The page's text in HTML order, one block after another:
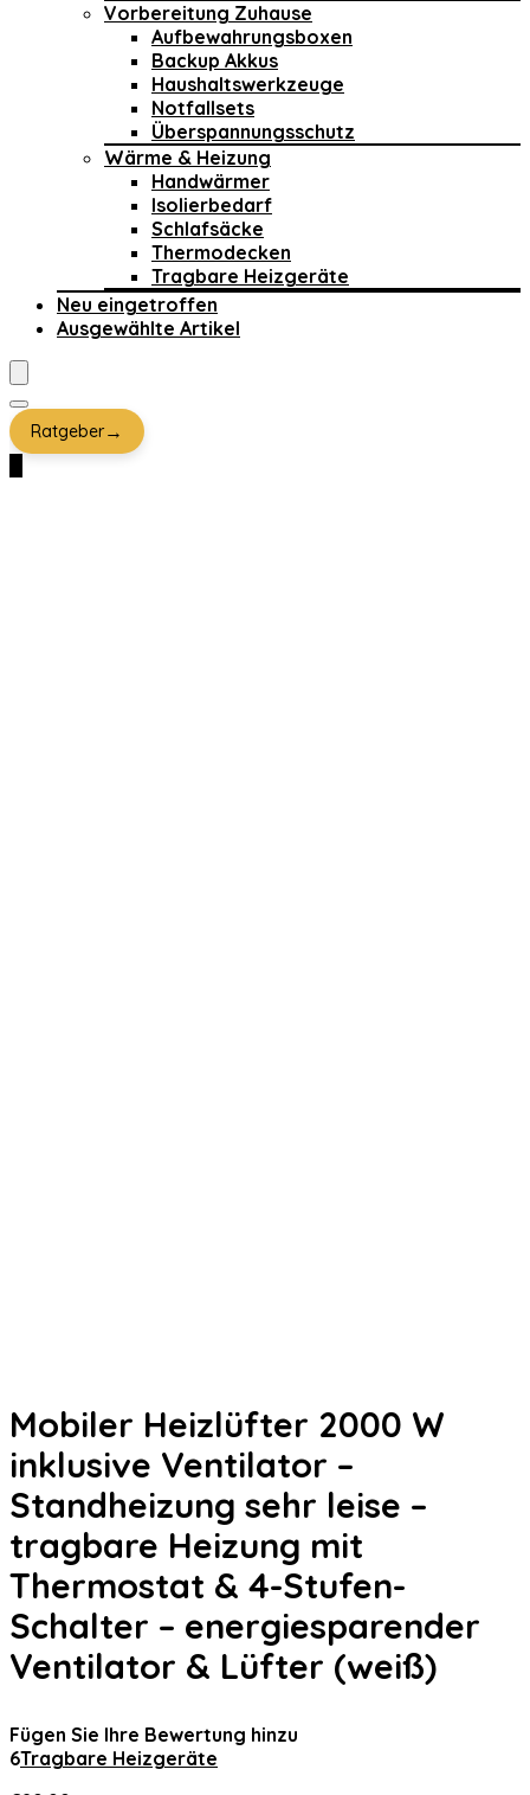
Vorbereitung Zuhause
Aufbewahrungsboxen
Backup Akkus
Haushaltswerkzeuge
Notfallsets
Überspannungsschutz
Wärme & Heizung
Handwärmer
Isolierbedarf
Schlafsäcke
Thermodecken
Tragbare Heizgeräte
Neu eingetroffen
Ausgewählte Artikel
Ratgeber→
Mobiler Heizlüfter 2000 W
inklusive Ventilator –
Standheizung sehr leise –
tragbare Heizung mit
Thermostat & 4-Stufen-
Schalter – energiesparender
Ventilator & Lüfter (weiß)
Fügen Sie Ihre Bewertung hinzu
6Tragbare Heizgeräte